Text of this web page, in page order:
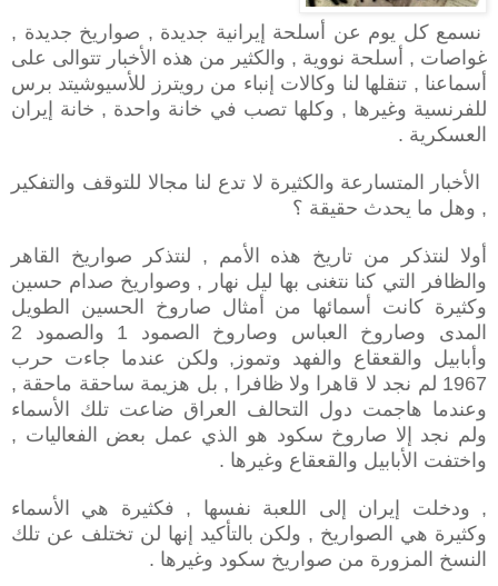
نسمع كل يوم عن أسلحة إيرانية جديدة , صواريخ جديدة ,
غواصات , أسلحة نووية , والكثير من هذه الأخبار تتوالى على
أسماعنا , تنقلها لنا وكالات إنباء من رويترز للأسيوشيتد برس
للفرنسية وغيرها , وكلها تصب في خانة واحدة , خانة إيران
العسكرية .
الأخبار المتسارعة والكثيرة لا تدع لنا مجالا للتوقف والتفكير
, وهل ما يحدث حقيقة ؟
أولا لنتذكر من تاريخ هذه الأمم , لنتذكر صواريخ القاهر
والظافر التي كنا نتغنى بها ليل نهار , وصواريخ صدام حسين
وكثيرة كانت أسمائها من أمثال صاروخ الحسين الطويل
المدى وصاروخ العباس وصاروخ الصمود 1 والصمود 2
وأبابيل والقعقاع والفهد وتموز, ولكن عندما جاءت حرب
1967 لم نجد لا قاهرا ولا ظافرا , بل هزيمة ساحقة ماحقة ,
وعندما هاجمت دول التحالف العراق ضاعت تلك الأسماء
ولم نجد إلا صاروخ سكود هو الذي عمل بعض الفعاليات ,
واختفت الأبابيل والقعقاع وغيرها .
, ودخلت إيران إلى اللعبة نفسها , فكثيرة هي الأسماء
وكثيرة هي الصواريخ , ولكن بالتأكيد إنها لن تختلف عن تلك
النسخ المزورة من صواريخ سكود وغيرها .